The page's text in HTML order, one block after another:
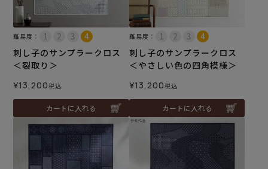
難易度：
刺し子のサンプラークロス
＜裂取り＞
¥13,200税込
カートに入れる
難易度：
刺し子のサンプラークロス
＜やさしい色の四角模様＞
¥13,200税込
カートに入れる